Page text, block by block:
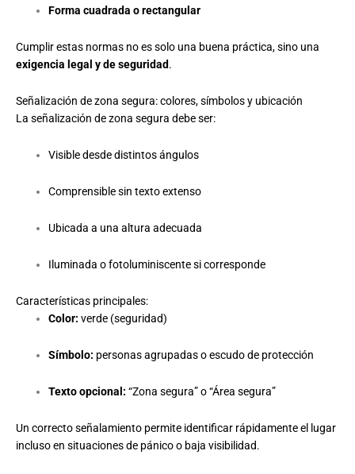
Forma cuadrada o rectangular
Cumplir estas normas no es solo una buena práctica, sino una
exigencia legal y de seguridad.
Señalización de zona segura: colores, símbolos y ubicación
La señalización de zona segura debe ser:
Visible desde distintos ángulos
Comprensible sin texto extenso
Ubicada a una altura adecuada
Iluminada o fotoluminiscente si corresponde
Características principales:
Color: verde (seguridad)
Símbolo: personas agrupadas o escudo de protección
Texto opcional: “Zona segura” o “Área segura”
Un correcto señalamiento permite identificar rápidamente el lugar
incluso en situaciones de pánico o baja visibilidad.